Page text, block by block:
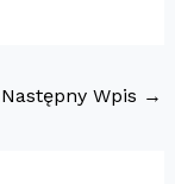
Następny Wpis →